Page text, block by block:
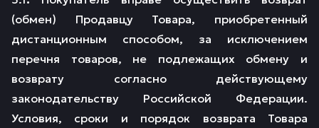
(обмен) Продавцу Товара, приобретенный
дистанционным способом, за исключением
перечня товаров, не подлежащих обмену и
возврату согласно действующему
законодательству Российской Федерации.
Условия, сроки и порядок возврата Товара